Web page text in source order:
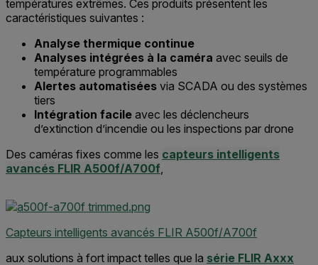
températures extrêmes. Ces produits présentent les
caractéristiques suivantes :
Analyse thermique continue
Analyses intégrées à la caméra avec seuils de
température programmables
Alertes automatisées via SCADA ou des systèmes
tiers
Intégration facile avec les déclencheurs
d’extinction d’incendie ou les inspections par drone
Des caméras fixes comme les capteurs intelligents
avancés FLIR A500f/A700f,
Capteurs intelligents avancés FLIR A500f/A700f
aux solutions à fort impact telles que la série FLIR Axxx